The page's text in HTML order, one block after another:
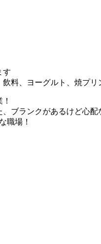
す
料、ヨーグルト、焼プリ
ブランクがあるけど心配
職場！